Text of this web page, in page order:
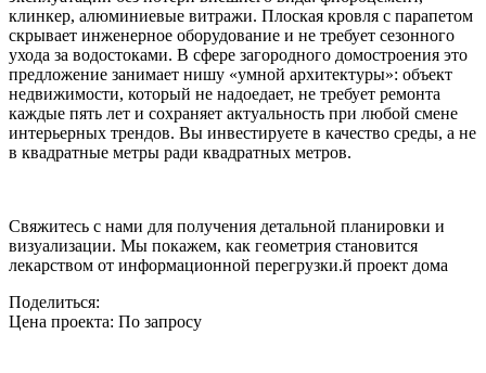
клинкер, алюминиевые витражи. Плоская кровля с парапетом
скрывает инженерное оборудование и не требует сезонного
ухода за водостоками. В сфере загородного домостроения это
предложение занимает нишу «умной архитектуры»: объект
недвижимости, который не надоедает, не требует ремонта
каждые пять лет и сохраняет актуальность при любой смене
интерьерных трендов. Вы инвестируете в качество среды, а не
в квадратные метры ради квадратных метров.
Свяжитесь с нами для получения детальной планировки и
визуализации. Мы покажем, как геометрия становится
лекарством от информационной перегрузки.й проект дома
Поделиться:
Цена проекта: По запросу